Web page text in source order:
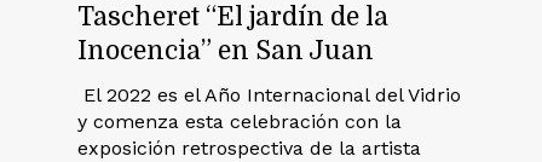
Tascheret “El jardín de la
Inocencia” en San Juan
El 2022 es el Año Internacional del Vidrio
y comenza esta celebración con la
exposición retrospectiva de la artista